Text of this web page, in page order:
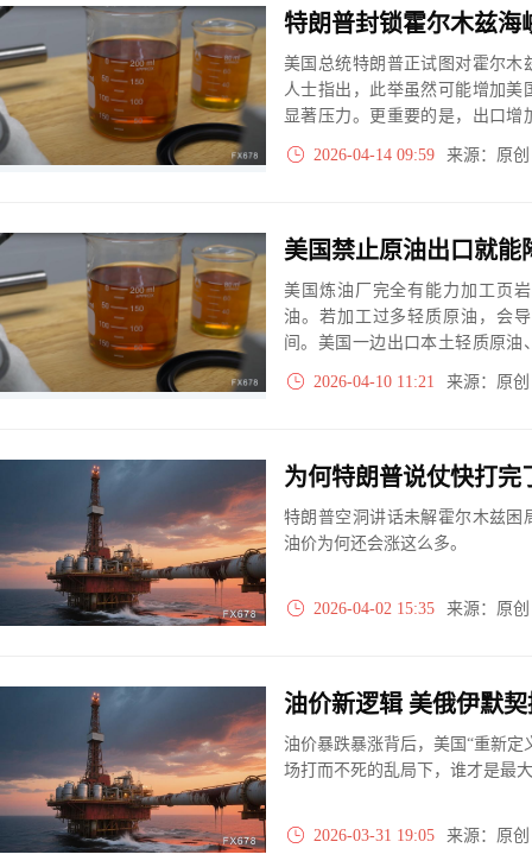
美国总统特朗普正试图对霍尔木
人士指出，此举虽然可能增加
显著压力。更重要的是，出口
汽油等成品油价格，给美国普通
2026-04-14 09:59 来源：原
美国炼油厂完全有能力加工页
油。若加工过多轻质原油，会
间。美国一边出口本土轻质原
之举，而是炼油企业为实现利
原油出口以压低汽油价格的做
2026-04-10 11:21 来源：原
为何特朗普说仗快打完
特朗普空洞讲话未解霍尔木兹困
油价为何还会涨这么多。
2026-04-02 15:35 来源：原
油价新逻辑 美俄伊默
油价暴跌暴涨背后，美国“重新
场打而不死的乱局下，谁才是最
2026-03-31 19:05 来源：原